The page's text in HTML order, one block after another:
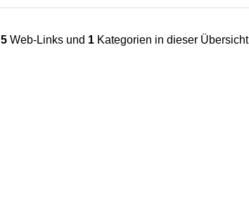
5Web-Links und 1Kategorien in dieser Übersicht